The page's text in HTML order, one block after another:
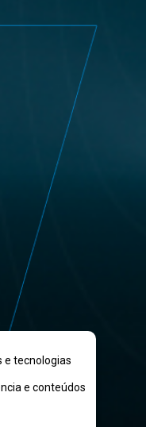
e tecnologias
e conteúdos